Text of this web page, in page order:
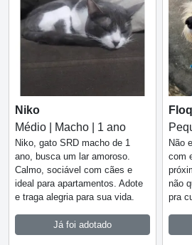
Niko
Médio | Macho | 1 ano
Niko, gato SRD macho de 1
ano, busca um lar amoroso.
Calmo, sociável com cães e
ideal para apartamentos. Adote
e traga alegria para sua vida.
Já foi adotado
Não
com
não
pra